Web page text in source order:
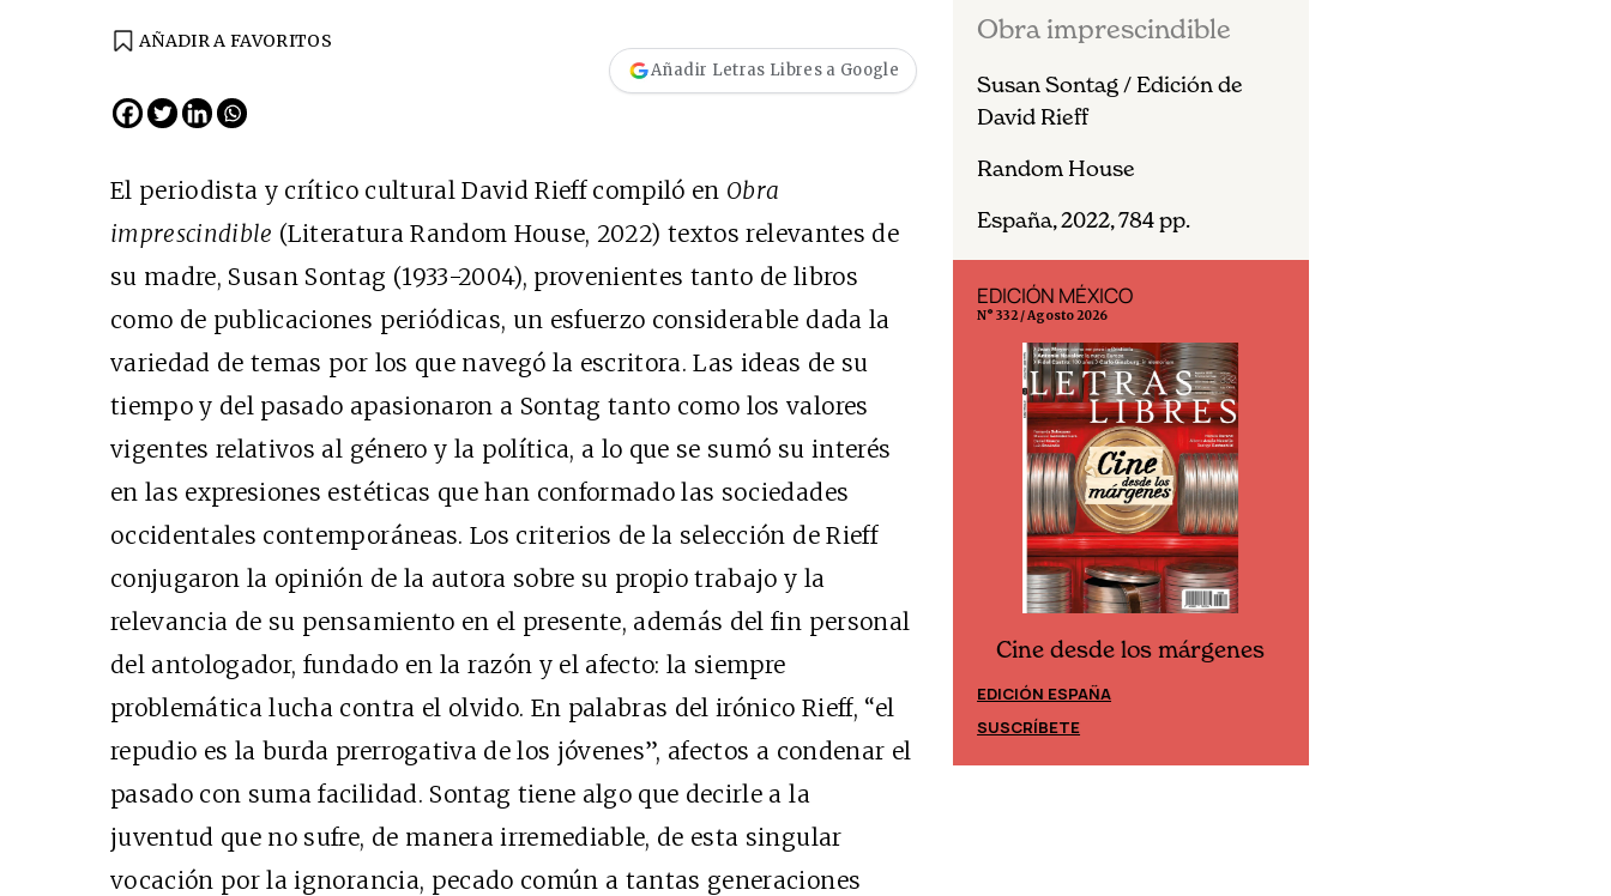
AÑADIR A FAVORITOS
Añadir Letras Libres a Google
El periodista y crítico cultural David Rieff compiló en Obra
imprescindible (Literatura Random House, 2022) textos relevantes de
su madre, Susan Sontag (1933-2004), provenientes tanto de libros
como de publicaciones periódicas, un esfuerzo considerable dada la
variedad de temas por los que navegó la escritora. Las ideas de su
tiempo y del pasado apasionaron a Sontag tanto como los valores
vigentes relativos al género y la política, a lo que se sumó su interés
en las expresiones estéticas que han conformado las sociedades
occidentales contemporáneas. Los criterios de la selección de Rieff
conjugaron la opinión de la autora sobre su propio trabajo y la
relevancia de su pensamiento en el presente, además del fin personal
del antologador, fundado en la razón y el afecto: la siempre
problemática lucha contra el olvido. En palabras del irónico Rieff, “el
repudio es la burda prerrogativa de los jóvenes”, afectos a condenar el
pasado con suma facilidad. Sontag tiene algo que decirle a la
juventud que no sufre, de manera irremediable, de esta singular
vocación por la ignorancia, pecado común a tantas generaciones
Obra imprescindible
Susan Sontag / Edición de
David Rieff
Random House
España, 2022, 784 pp.
N° 299 / Agosto 2026
Cine desde los márgenes
EDICIÓN MÉXICO
EDICIÓN MÉXICO
N° 332 / Agosto 2026
Cine desde los márgenes
EDICIÓN ESPAÑA
SUSCRÍBETE